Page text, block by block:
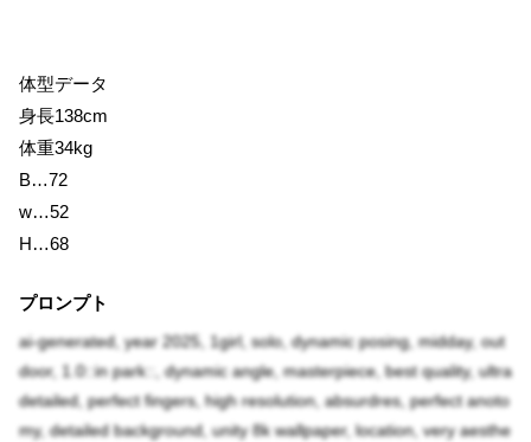
体型データ
身長138cm
体重34kg
B…72
w…52
H…68
プロンプト
ai-generated, year 2025, 1girl, solo, dynamic posing, midday, out
door, 1.0::in park::, dynamic angle, masterpiece, best quality, ultra
detailed, perfect fingers, high resolution, absurdres, perfect anoto
my, detailed background, unity 8k wallpaper, location, very aesthe